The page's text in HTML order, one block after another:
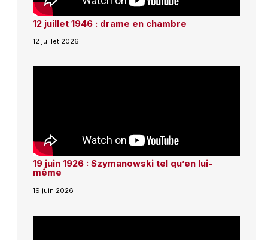
12 juillet 1946 : drame en chambre
12 juillet 2026
19 juin 1926 : Szymanowski tel qu’en lui-
même
19 juin 2026